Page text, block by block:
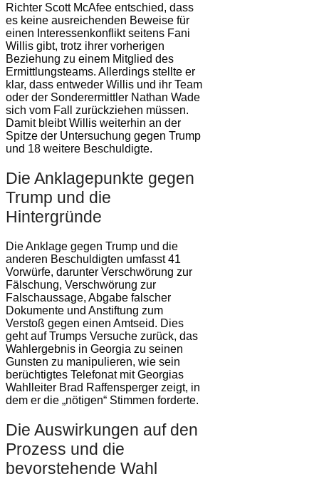
Richter Scott McAfee entschied, dass
es keine ausreichenden Beweise für
einen Interessenkonflikt seitens Fani
Willis gibt, trotz ihrer vorherigen
Beziehung zu einem Mitglied des
Ermittlungsteams. Allerdings stellte er
klar, dass entweder Willis und ihr Team
oder der Sonderermittler Nathan Wade
sich vom Fall zurückziehen müssen.
Damit bleibt Willis weiterhin an der
Spitze der Untersuchung gegen Trump
und 18 weitere Beschuldigte.
Die Anklagepunkte gegen
Trump und die
Hintergründe
Die Anklage gegen Trump und die
anderen Beschuldigten umfasst 41
Vorwürfe, darunter Verschwörung zur
Fälschung, Verschwörung zur
Falschaussage, Abgabe falscher
Dokumente und Anstiftung zum
Verstoß gegen einen Amtseid. Dies
geht auf Trumps Versuche zurück, das
Wahlergebnis in Georgia zu seinen
Gunsten zu manipulieren, wie sein
berüchtigtes Telefonat mit Georgias
Wahlleiter Brad Raffensperger zeigt, in
dem er die „nötigen“ Stimmen forderte.
Die Auswirkungen auf den
Prozess und die
bevorstehende Wahl